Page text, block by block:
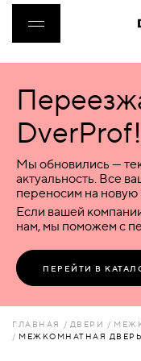
ДВЕРИ
ФУРНИТУРА
ВОРОТА
DverProf!
Мы обновились —
актуальность. Все
переносим на новую
Если вашей
нам, мы поможем с
ПЕРЕЙТИ В
ГЛАВНАЯ ДВЕРИ
МЕЖКОМНАТНАЯ ДВЕРЬ